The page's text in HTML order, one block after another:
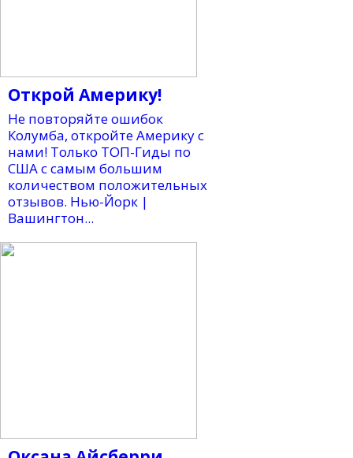
Открой Америку!
Не повторяйте ошибок
Колумба, откройте Америку с
нами! Только ТОП-Гиды по
США с самым большим
количеством положительных
отзывов. Нью-Йорк |
Вашингтон...